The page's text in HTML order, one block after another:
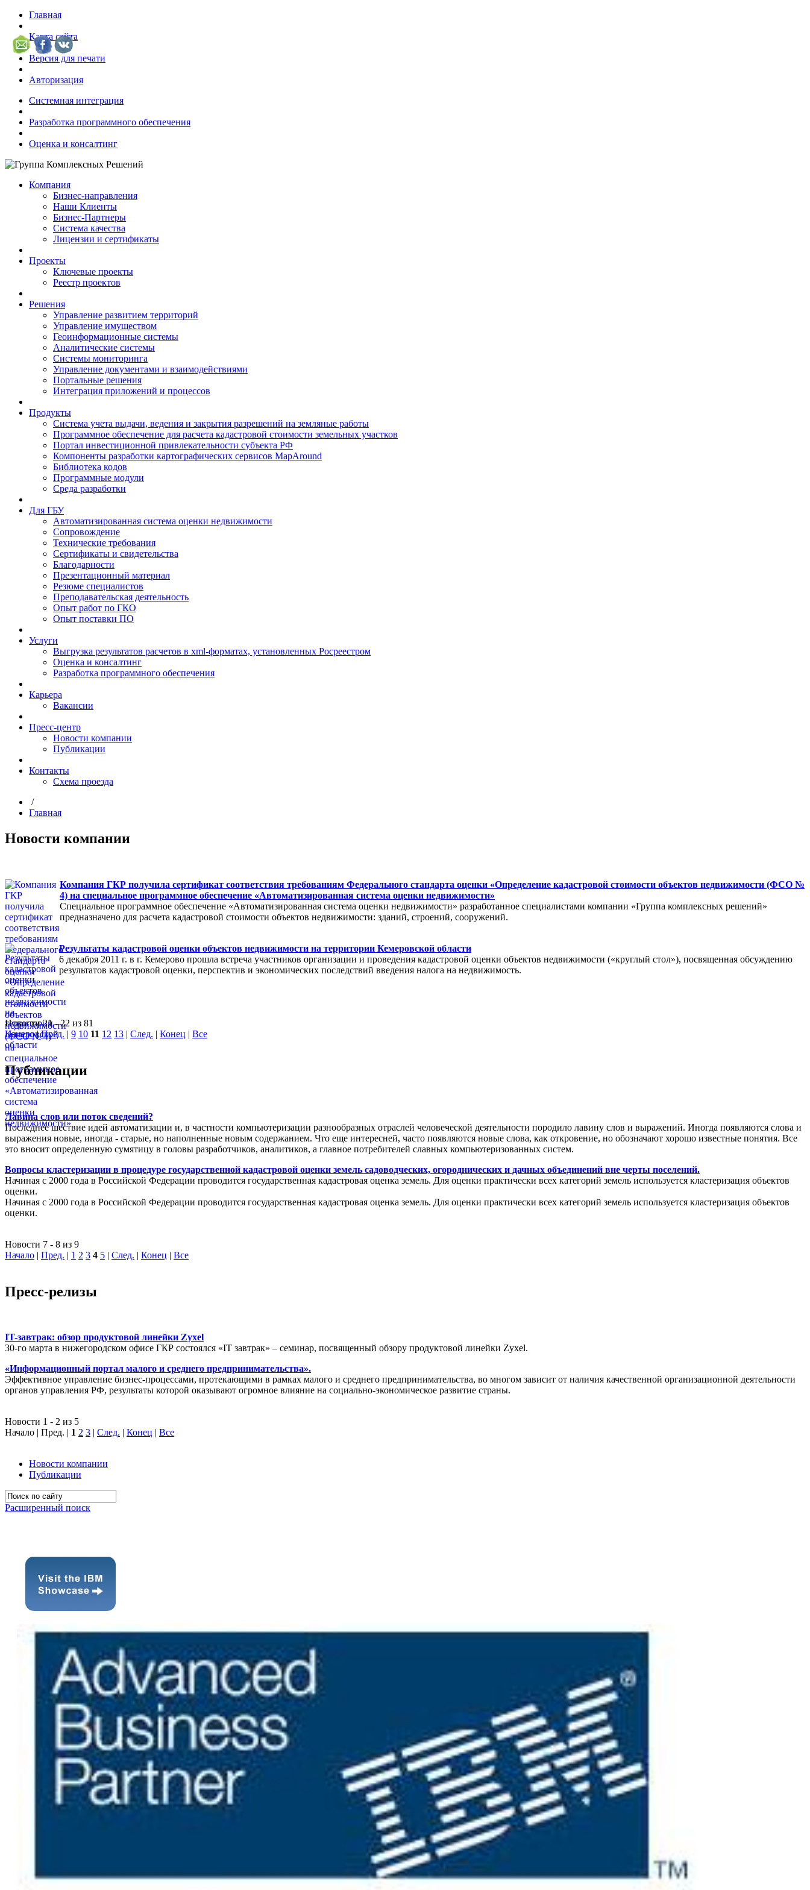
Главная
Карта сайта
Версия для печати
Авторизация
Системная интеграция
Разработка программного обеспечения
Оценка и консалтинг
Компания
Бизнес-направления
Наши Клиенты
Бизнес-Партнеры
Система качества
Лицензии и сертификаты
Проекты
Ключевые проекты
Реестр проектов
Решения
Управление развитием территорий
Управление имуществом
Геоинформационные системы
Аналитические системы
Системы мониторинга
Управление документами и взаимодействиями
Портальные решения
Интеграция приложений и процессов
Продукты
Система учета выдачи, ведения и закрытия разрешений на земляные работы
Программное обеспечение для расчета кадастровой стоимости земельных участков
Портал инвестиционной привлекательности субъекта РФ
Компоненты разработки картографических сервисов MapAround
Библиотека кодов
Программные модули
Среда разработки
Для ГБУ
Автоматизированная система оценки недвижимости
Сопровождение
Технические требования
Сертификаты и свидетельства
Благодарности
Презентационный материал
Резюме специалистов
Преподавательская деятельность
Опыт работ по ГКО
Опыт поставки ПО
Услуги
Выгрузка результатов расчетов в xml-форматах, установленных Росреестром
Оценка и консалтинг
Разработка программного обеспечения
Карьера
Вакансии
Пресс-центр
Новости компании
Публикации
Контакты
Схема проезда
/
Главная
Новости компании
Компания ГКР получила сертификат соответствия требованиям Федерального стандарта оценки «Определение кадастровой стоимости объектов недвижимости (ФСО №
4) на специальное программное обеспечение «Автоматизированная система оценки недвижимости»
Специальное программное обеспечение «Автоматизированная система оценки недвижимости» разработанное специалистами компании «Группа комплексных решений»
предназначено для расчета кадастровой стоимости объектов недвижимости: зданий, строений, сооружений.
Результаты кадастровой оценки объектов недвижимости на территории Кемеровской области
6 декабря 2011 г. в г. Кемерово прошла встреча участников организации и проведения кадастровой оценки объектов недвижимости («круглый стол»), посвященная обсуждению
результатов кадастровой оценки, перспектив и экономических последствий введения налога на недвижимость.
Новости 21 - 22 из 81
Начало|Пред. | 9 10 11 12 13 | След. | Конец | Все
Публикации
Лавина слов или поток сведений?
Последнее шествие идей автоматизации и, в частности компьютеризации разнообразных отраслей человеческой деятельности породило лавину слов и выражений. Иногда появляются слова и
выражения новые, иногда - старые, но наполненные новым содержанием. Что еще интересней, часто появляются новые слова, как откровение, но обозначают хорошо известные понятия. Все
это вносит определенную сумятицу в головы разработчиков, аналитиков, а главное потребителей славных компьютеризованных систем.
Вопросы кластеризации в процедуре государственной кадастровой оценки земель садоводческих, огороднических и дачных объединений вне черты поселений.
Начиная с 2000 года в Российской Федерации проводится государственная кадастровая оценка земель. Для оценки практически всех категорий земель используется кластеризация объектов
оценки.
Начиная с 2000 года в Российской Федерации проводится государственная кадастровая оценка земель. Для оценки практически всех категорий земель используется кластеризация объектов
оценки.
Новости 7 - 8 из 9
Начало | Пред. | 1 2 3 4 5 | След. | Конец | Все
Пресс-релизы
IT-завтрак: обзор продуктовой линейки Zyxel
30-го марта в нижегородском офисе ГКР состоялся «IT завтрак» – семинар, посвященный обзору продуктовой линейки Zyxel.
«Информационный портал малого и среднего предпринимательства».
Эффективное управление бизнес-процессами, протекающими в рамках малого и среднего предпринимательства, во многом зависит от наличия качественной организационной деятельности
органов управления РФ, результаты которой оказывают огромное влияние на социально-экономическое развитие страны.
Новости 1 - 2 из 5
Начало | Пред. | 1 2 3 | След. | Конец | Все
Новости компании
Публикации
Расширенный поиск